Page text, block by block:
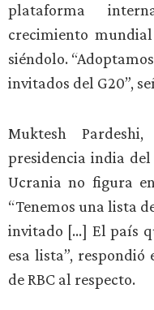
plataforma
crecimiento
siéndolo.
invitados del G20”,
Muktesh
presidencia india
Ucrania no figura
“Tenemos una lista
invitado […] El país
esa lista”,
de RBC al respecto.